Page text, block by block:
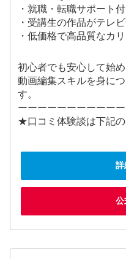
・就職・転職サポート付
・受講生の作品がテレ
・低価格で高品質なカ
初心者でも安心して始
動画編集スキルを身に
す。
ーーーーーーーーーー
★口コミ体験談は下記の
詳
公